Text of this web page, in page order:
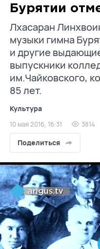
Бурятии
Лхасаран
музыки гимна
и другие
выпускники
им.Чайковского,
85 лет.
Культура
10 мая 2016, 16:31 3814
Поделиться